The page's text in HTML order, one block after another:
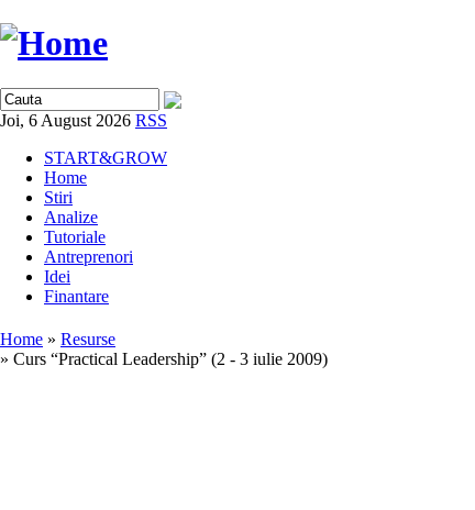
Joi, 6 August 2026 RSS
START&GROW
Home
Stiri
Analize
Tutoriale
Antreprenori
Idei
Finantare
Home » Resurse
» Curs “Practical Leadership” (2 - 3 iulie 2009)